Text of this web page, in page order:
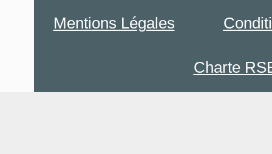
Mentions Légales
Charte